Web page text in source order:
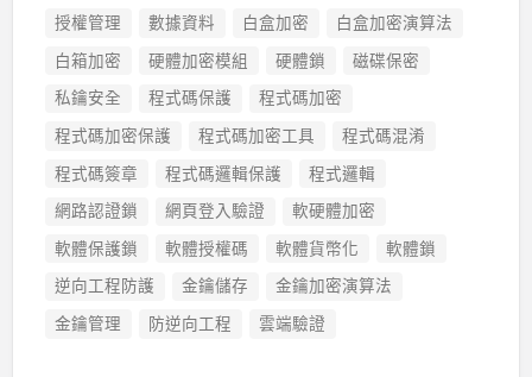
授權管理
數據資料 白盒加密
白盒加密演算法
白箱加密
硬體加密模組 硬體鎖
磁碟保密
私鑰安全
程式碼保護
程式碼加密
程式碼加密保護
程式碼加密工具
程式碼混淆
程式碼簽章
程式碼邏輯保護
程式邏輯
網路認證鎖
網頁登入驗證
軟硬體加密
軟體保護鎖
軟體授權碼 軟體貨幣化
軟體鎖
逆向工程防護
金鑰儲存
金鑰加密演算法
金鑰管理
防逆向工程 雲端驗證